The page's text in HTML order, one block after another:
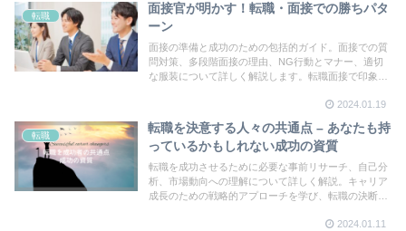
転職
面接官が明かす！転職・面接での勝ちパタ
ーン
面接の準備と成功のための包括的ガイド。面接での質
問対策、多段階面接の理由、NG行動とマナー、適切
な服装について詳しく解説します。転職面接で印象的
2024.01.19
転職
転職を決意する人々の共通点 – あなたも持
っているかもしれない成功の資質
転職を成功させるために必要な事前リサーチ、自己分
析、市場動向への理解について詳しく解説。キャリア
成長のための戦略的アプローチを学び、転職の決断を
2024.01.11